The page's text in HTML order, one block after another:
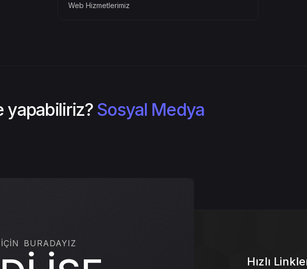
Web Hizmetlerimiz
yapabiliriz? Sosyal Medya Yöneti
İŞE